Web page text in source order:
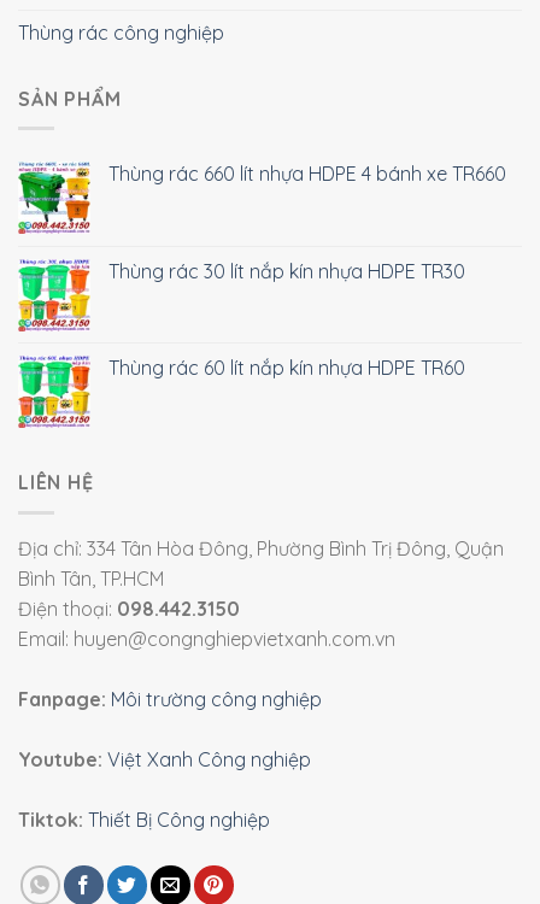
Thùng rác công nghiệp
SẢN PHẨM
Thùng rác 660 lít nhựa HDPE 4 bánh xe TR660
Thùng rác 30 lít nắp kín nhựa HDPE TR30
Thùng rác 60 lít nắp kín nhựa HDPE TR60
LIÊN HỆ
Địa chỉ: 334 Tân Hòa Đông, Phường Bình Trị Đông, Quận
Bình Tân, TP.HCM
Điện thoại: 098.442.3150
Email: huyen@congnghiepvietxanh.com.vn
Fanpage: Môi trường công nghiệp
Youtube: Việt Xanh Công nghiệp
Tiktok: Thiết Bị Công nghiệp